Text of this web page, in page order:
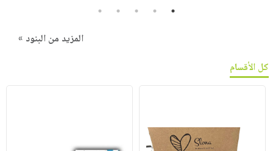
1
2
3
4
5
المزيد من البنود »
كل الأقسام